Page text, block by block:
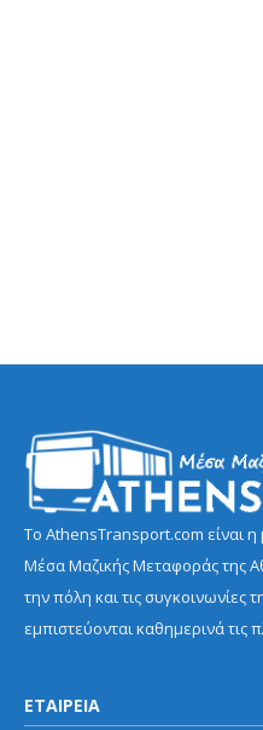
Το AthensTransport.com είναι η
Μέσα Μαζικής Μεταφοράς της
την πόλη και τις συγκοινωνίες
εμπιστεύονται καθημερινά τις
ΕΤΑΙΡΕΙΑ